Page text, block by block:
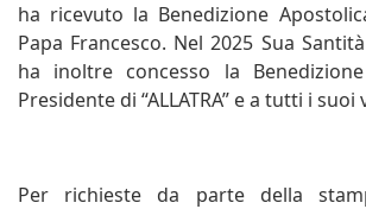
ha ricevuto la Benedizione
Papa Francesco. Nel 2025 Sua
ha inoltre concesso la
Presidente di “ALLATRA” e a tutti i
Per richieste da parte della